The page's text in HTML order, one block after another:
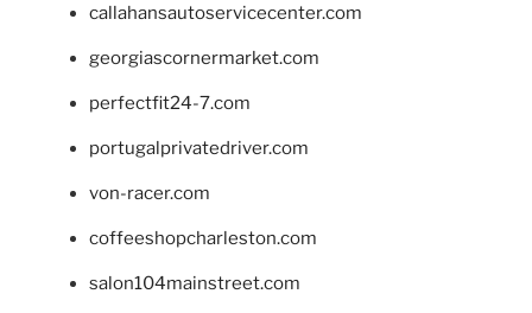
callahansautoservicecenter.com
georgiascornermarket.com
perfectfit24-7.com
portugalprivatedriver.com
von-racer.com
coffeeshopcharleston.com
salon104mainstreet.com